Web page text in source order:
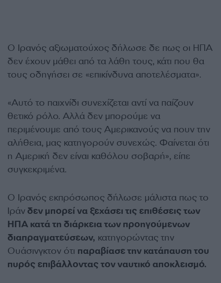
Ο Ιρανός αξιωματούχος δήλωσε δε πως οι ΗΠΑ
δεν έχουν μάθει από τα λάθη τους, κάτι που θα
τους οδηγήσει σε «επικίνδυνα αποτελέσματα».
«Αυτό το παιχνίδι συνεχίζεται αντί να παίζουν
θετικό ρόλο. Αλλά δεν μπορούμε να
περιμένουμε από τους Αμερικανούς να πουν την
αλήθεια, μας κατηγορούν συνεχώς. Φαίνεται ότι
η Αμερική δεν είναι καθόλου σοβαρή», είπε
συγκεκριμένα.
Ο Ιρανός εκπρόσωπος δήλωσε μάλιστα πως το
Ιράν δεν μπορεί να ξεχάσει τις επιθέσεις των
ΗΠΑ κατά τη διάρκεια των προηγούμενων
διαπραγματεύσεων, κατηγορώντας την
Ουάσινγκτον ότι παραβίασε την κατάπαυση του
πυρός επιβάλλοντας τον ναυτικό αποκλεισμό.